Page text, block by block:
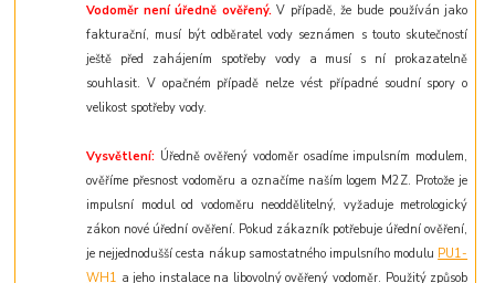
Vodoměr není úředně ověřený.V případě, že bude používán jako
fakturační, musí být odběratel vody seznámen s touto skutečností
ještě před zahájením spotřeby vody a musí s ní prokazatelně
souhlasit. V opačném případě nelze vést případné soudní spory o
velikost spotřeby vody.
Vysvětlení: Úředně ověřený vodoměr osadíme impulsním modulem,
ověříme přesnost vodoměru a označíme naším logem M2Z. Protože je
impulsní modul od vodoměru neoddělitelný, vyžaduje metrologický
zákon nové úřední ověření. Pokud zákazník potřebuje úřední ověření,
je nejjednodušší cesta nákup samostatného impulsního modulu PU1-
WH1 a jeho instalace na libovolný ověřený vodoměr. Použitý způsob